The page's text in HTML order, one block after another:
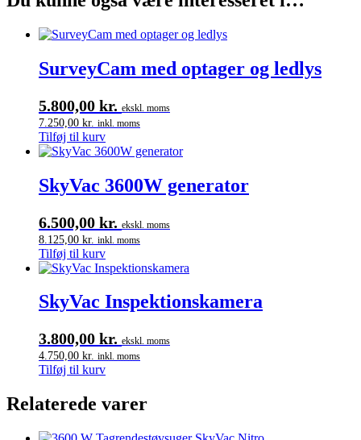
SurveyCam med optager og ledlys
5.800,00 kr. ekskl. moms
7.250,00 kr. inkl. moms
Tilføj til kurv
SkyVac 3600W generator
6.500,00 kr. ekskl. moms
8.125,00 kr. inkl. moms
Tilføj til kurv
SkyVac Inspektionskamera
3.800,00 kr. ekskl. moms
4.750,00 kr. inkl. moms
Tilføj til kurv
Relaterede varer